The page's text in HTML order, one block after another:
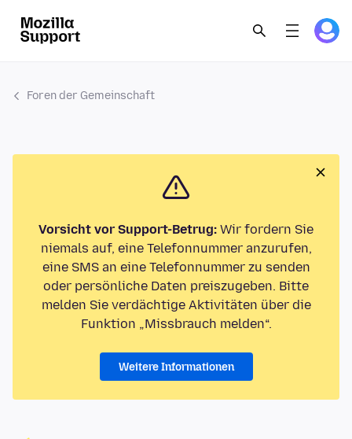
Foren der Gemeinschaft
Vorsicht vor Support-Betrug: Wir fordern Sie
niemals auf, eine Telefonnummer anzurufen,
eine SMS an eine Telefonnummer zu senden
oder persönliche Daten preiszugeben. Bitte
melden Sie verdächtige Aktivitäten über die
Funktion „Missbrauch melden“.
Weitere Informationen